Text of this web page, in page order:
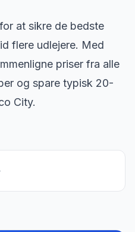
at sikre de bedste
flere udlejere. Med
priser fra alle
og spare typisk 20-
City.